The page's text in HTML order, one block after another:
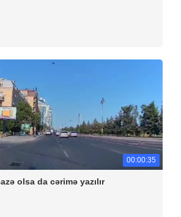
00:00:35
olsa da cərimə yazılır